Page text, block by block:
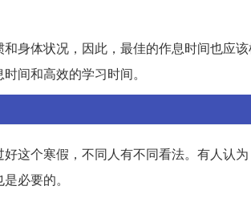
身体状况，因此，最佳的作息时间也应
间和高效的学习时间。
这个寒假，不同人有不同看法。有人认
必要的。